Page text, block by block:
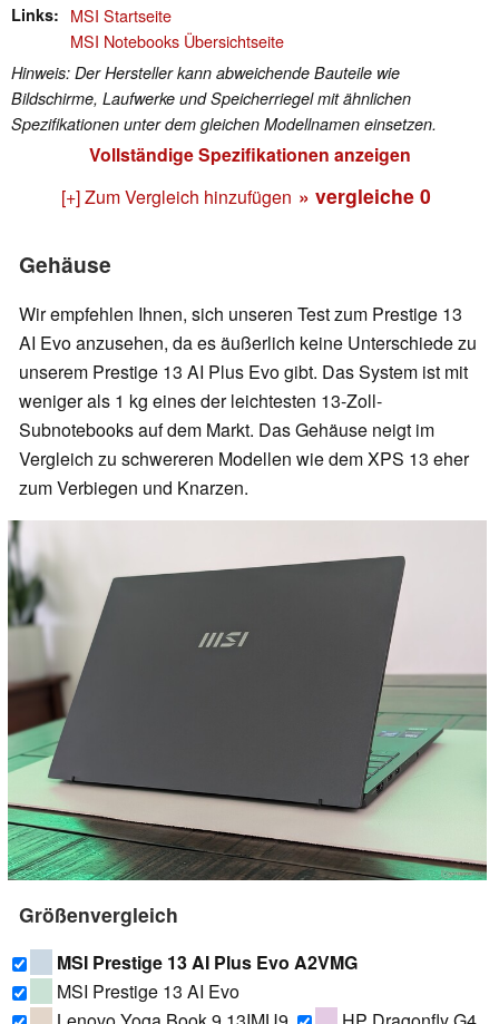
Links
MSI Startseite
MSI Notebooks Übersichtseite
Hinweis: Der Hersteller kann abweichende Bauteile wie
Bildschirme, Laufwerke und Speicherriegel mit ähnlichen
Spezifikationen unter dem gleichen Modellnamen einsetzen.
Vollständige Spezifikationen anzeigen
[+] Zum Vergleich hinzufügen » vergleiche 0
Gehäuse
Wir empfehlen Ihnen, sich unseren Test zum Prestige 13
AI Evo anzusehen, da es äußerlich keine Unterschiede zu
unserem Prestige 13 AI Plus Evo gibt. Das System ist mit
weniger als 1 kg eines der leichtesten 13-Zoll-
Subnotebooks auf dem Markt. Das Gehäuse neigt im
Vergleich zu schwereren Modellen wie dem XPS 13 eher
zum Verbiegen und Knarzen.
Größenvergleich
MSI Prestige 13 AI Plus Evo A2VMG
MSI Prestige 13 AI Evo